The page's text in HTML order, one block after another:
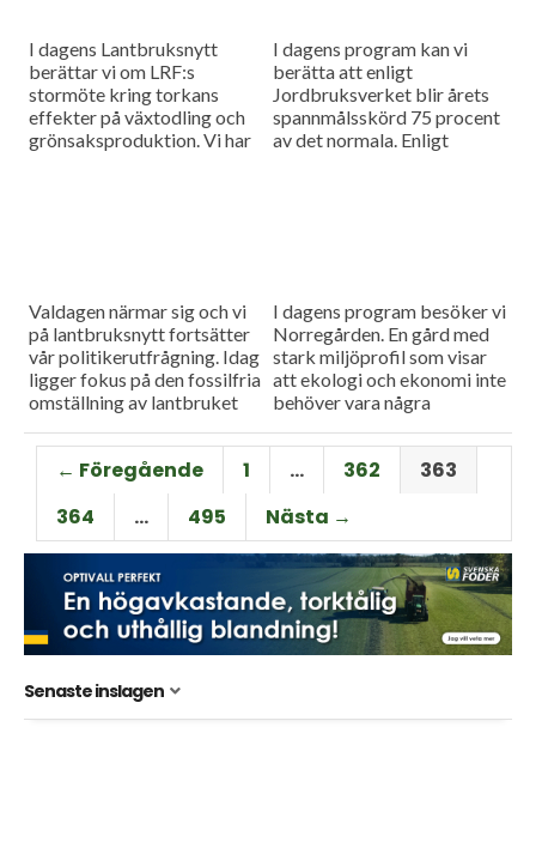
I dagens Lantbruksnytt
berättar vi om LRF:s
stormöte kring torkans
effekter på växtodling och
grönsaksproduktion. Vi har
I dagens program kan vi
berätta att enligt
Jordbruksverket blir årets
spannmålsskörd 75 procent
av det normala. Enligt
Valdagen närmar sig och vi
på lantbruksnytt fortsätter
vår politikerutfrågning. Idag
ligger fokus på den fossilfria
omställning av lantbruket
om.
I dagens program besöker vi
Norregården. En gård med
stark miljöprofil som visar
att ekologi och ekonomi inte
behöver vara några
möte hos uppfinnaren Mats
Andersson...
← Föregående 1 … 362
363
364
… 495 Nästa →
Senaste inslagen